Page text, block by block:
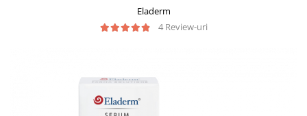
Creme contur ochi
Eladerm
4 Review-uri